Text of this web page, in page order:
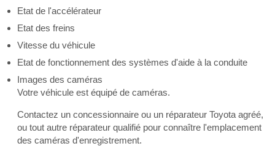
Etat de l'accélérateur
Etat des freins
Vitesse du véhicule
Etat de fonctionnement des systèmes d'aide à la conduite
Images des caméras
Votre véhicule est équipé de caméras.
Contactez un concessionnaire ou un réparateur Toyota agréé,
ou tout autre réparateur qualifié pour connaître l'emplacement
des caméras d'enregistrement.